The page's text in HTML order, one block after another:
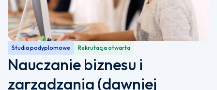
Studia podyplomowe Rekrutacja otwarta
Nauczanie biznesu i
zarządzania (dawniej